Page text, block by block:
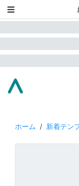
ホーム / 新着テン